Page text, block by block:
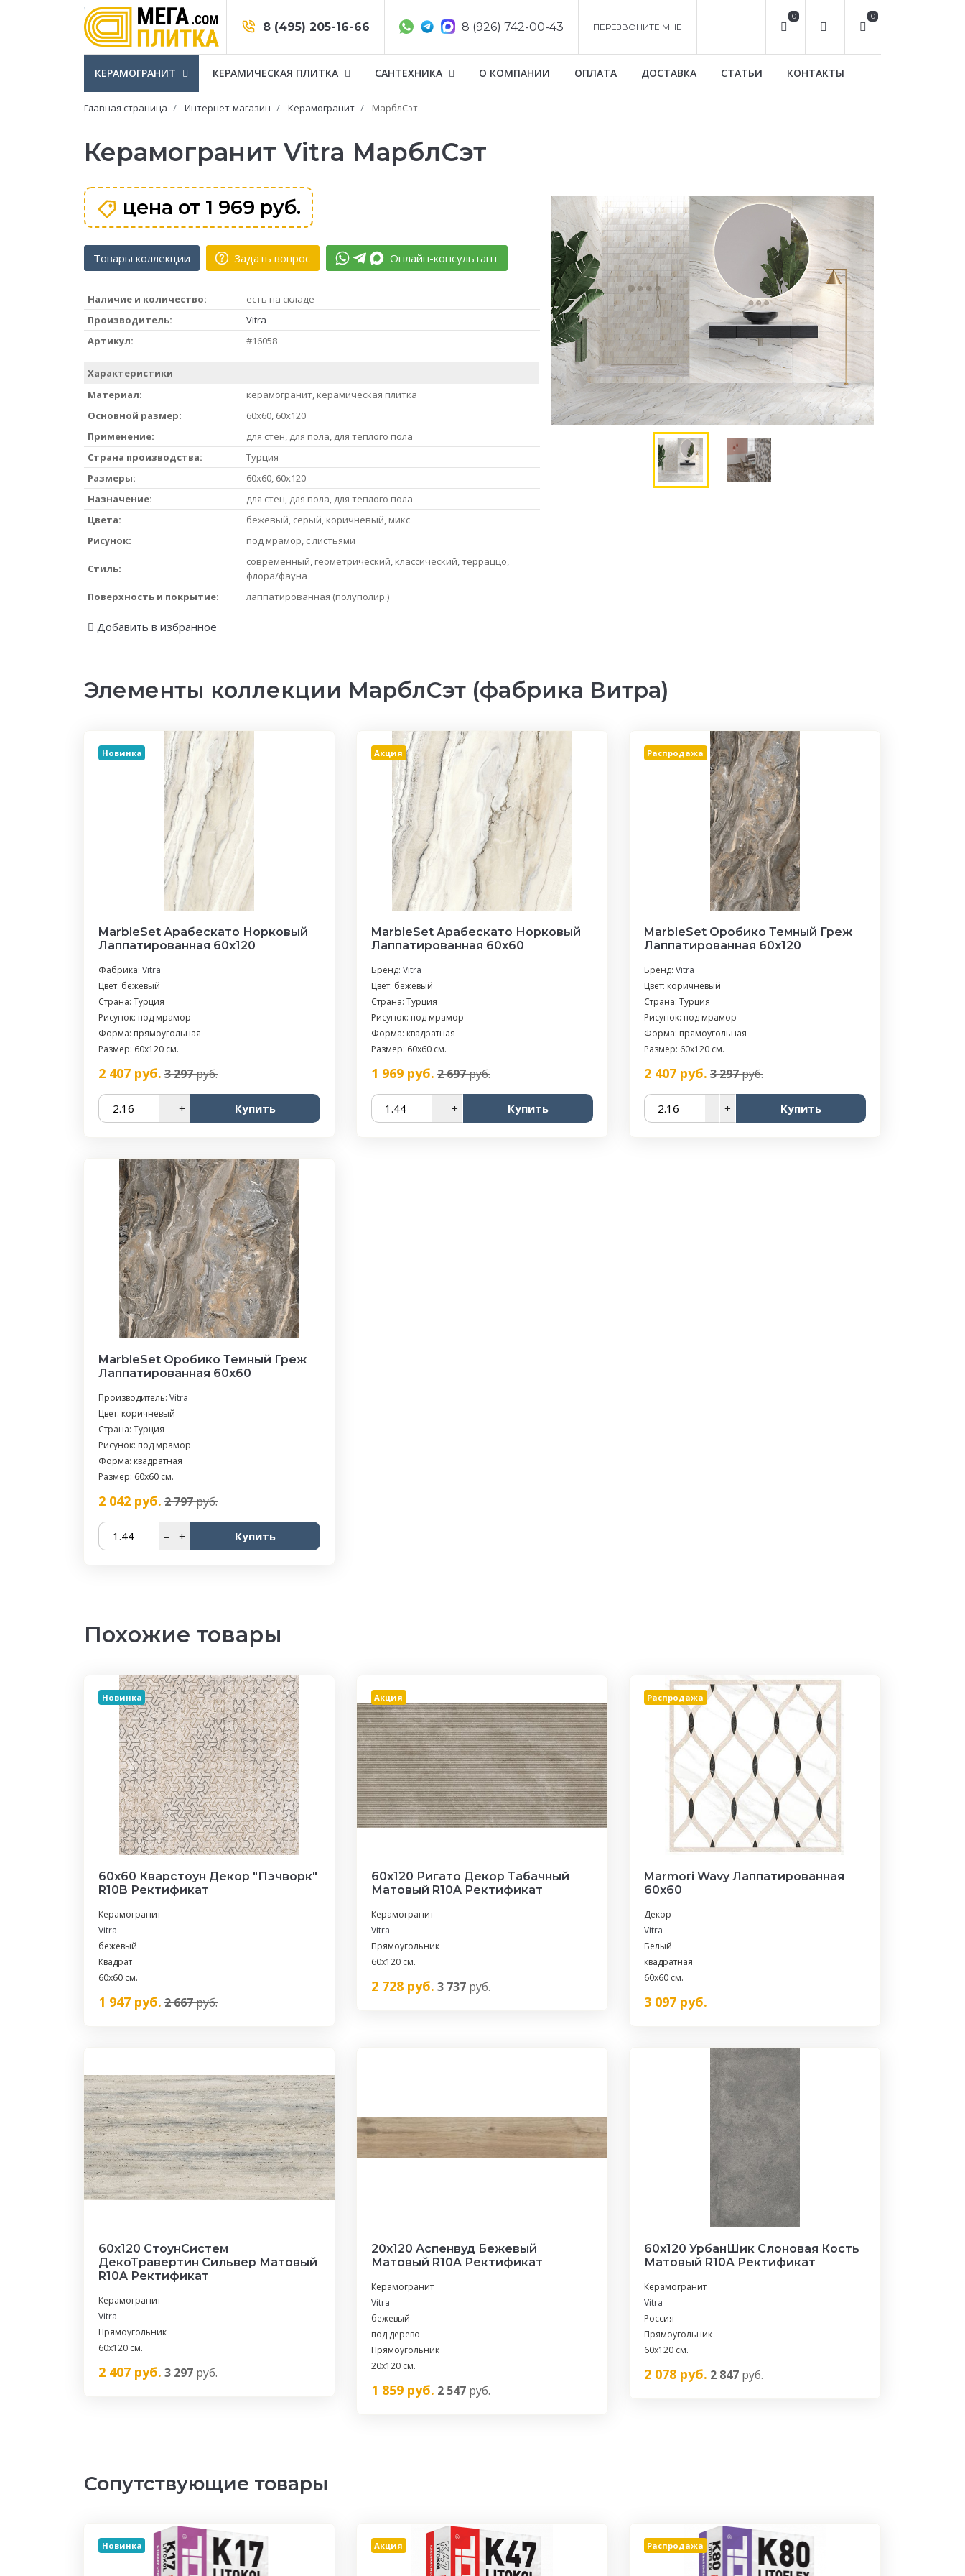
8 (495) 205-16-66 8 (926) 742-00-43 ПЕРЕЗВОНИТЕ МНЕ
0 0
КЕРАМОГРАНИТ КЕРАМИЧЕСКАЯ ПЛИТКА САНТЕХНИКА О КОМПАНИИ ОПЛАТА ДОСТАВКА СТАТЬИ КОНТАКТЫ
Главная страница Интернет-магазин Керамогранит МарблСэт
Керамогранит Vitra МарблСэт
цена от 1 969 руб.
Товары коллекции Задать вопрос Онлайн-консультант
Наличие и количество:
есть на складе
Производитель:
Vitra
Артикул:
#16058
Характеристики
Материал:
керамогранит, керамическая плитка
Основной размер:
60x60, 60x120
Применение:
для стен, для пола, для теплого пола
Страна производства:
Турция
Размеры:
60x60, 60x120
Назначение:
для стен, для пола, для теплого пола
Цвета:
бежевый, серый, коричневый, микс
Рисунок:
под мрамор, с листьями
Стиль:
современный, геометрический, классический, терраццо,
флора/фауна
Поверхность и покрытие:
лаппатированная (полуполир.)
Добавить в избранное
Элементы коллекции МарблСэт (фабрика Витра)
Новинка
MarbleSet Арабескато Норковый
Лаппатированная 60х120
Фабрика: Vitra
Цвет: бежевый
Страна: Турция
Рисунок: под мрамор
Форма: прямоугольная
Размер: 60x120 см.
2 407 руб. 3 297руб.
– + Купить
Акция
MarbleSet Арабескато Норковый
Лаппатированная 60х60
Бренд: Vitra
Цвет: бежевый
Страна: Турция
Рисунок: под мрамор
Форма: квадратная
Размер: 60x60 см.
1 969руб. 2 697руб.
– + Купить
Распродажа
MarbleSet Оробико Темный Греж
Лаппатированная 60х120
Бренд: Vitra
Цвет: коричневый
Страна: Турция
Рисунок: под мрамор
Форма: прямоугольная
Размер: 60x120 см.
2 407руб. 3 297руб.
– + Купить
MarbleSet Оробико Темный Греж
Лаппатированная 60х60
Производитель: Vitra
Цвет: коричневый
Страна: Турция
Рисунок: под мрамор
Форма: квадратная
Размер: 60x60 см.
2 042 руб. 2 797руб.
– + Купить
Похожие товары
Новинка
60х60 Кварстоун Декор "Пэчворк"
R10B Ректификат
Керамогранит
Vitra
бежевый
Квадрат
60х60 см.
1 947 руб. 2 667руб.
Акция
60x120 Ригато Декор Табачный
Матовый R10A Ректификат
Керамогранит
Vitra
Прямоугольник
60х120 см.
2 728руб. 3 737руб.
Распродажа
Marmori Wavy Лаппатированная
60х60
Декор
Vitra
Белый
квадратная
60x60 см.
3 097руб.
60x120 СтоунСистем
ДекоТравертин Сильвер Матовый
R10A Ректификат
Керамогранит
Vitra
Прямоугольник
60х120 см.
2 407 руб. 3 297руб.
20х120 Аспенвуд Бежевый
Матовый R10A Ректификат
Керамогранит
Vitra
бежевый
под дерево
Прямоугольник
20х120 см.
1 859руб. 2 547руб.
60x120 УрбанШик Слоновая Кость
Матовый R10A Ректификат
Керамогранит
Vitra
Россия
Прямоугольник
60х120 см.
2 078руб. 2 847руб.
Сопутствующие товары
Новинка Акция Распродажа